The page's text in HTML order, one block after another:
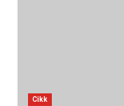
Cikk